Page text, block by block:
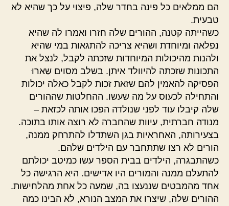
הם ממלאים כל פינה בחדר שלה, פיצוי על כך שהיא לא
טבעית.
כשהייתה קטנה, ההורים שלה חזרו ואמרו לה שהיא
נפלאה ומיוחדת ושהיא צריכה להתגאות במי שהיא
ולהנות מהיכולות המיוחדות שזכתה לקבל, לנצל את
התכונות שזכתה להיוולד איתן. בשלב מסוים שַארוּ
הפסיקה להאמין להם שזאת זכות לקבל כאלה יכולות
והתחילה לכעוס על מה שעשו. ההחלטות שההורים
שלה קיבלו עוד לפני שנולדה הפכו אותה לכזאת –
מנודה חברתית, עיוות שהחברה לא רוצה אותו בתוכה.
בצעירותה, האחראיות בגן השתדלו להתרחק ממנה,
הורים לא רצו שתתחבר עם הילדים שלהם.
כשהתבגרה, הילדים בבית הספר עשו כמיטב יכולתם
להתעלם ממנה והמורים היו אדישים. היא הרגישה כל
אחד מהמבטים שננעצו בה, שמעה כל אחת מהלחישות.
ההורים שלה, שיצרו את המצב הנורא, לא הבינו כמה